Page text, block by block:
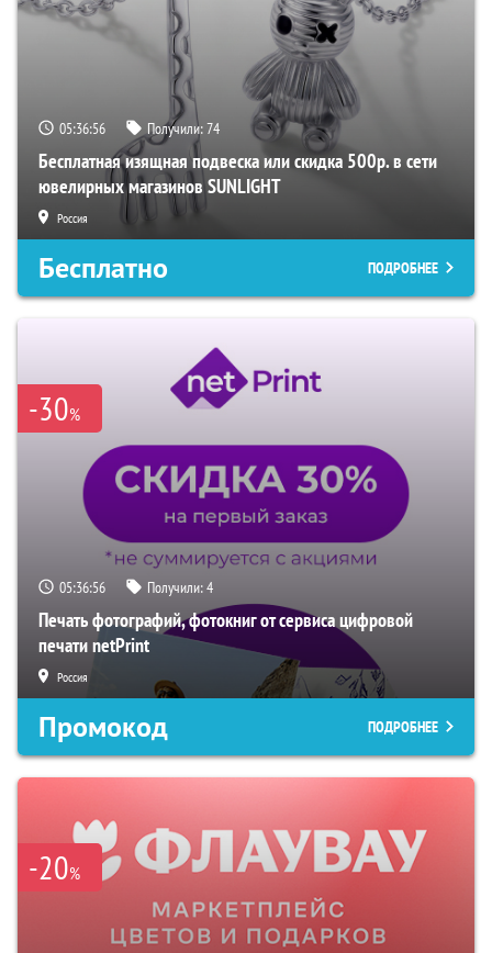
05:36:55 Получили:74
Бесплатная изящная подвеска или скидка 500р. в сети
ювелирных магазинов SUNLIGHT
Россия
Бесплатно ПОДРОБНЕЕ
-30%
05:36:55 Получили:4
Печать фотографий, фотокниг от сервиса цифровой
печати netPrint
Россия
Промокод ПОДРОБНЕЕ
-20%